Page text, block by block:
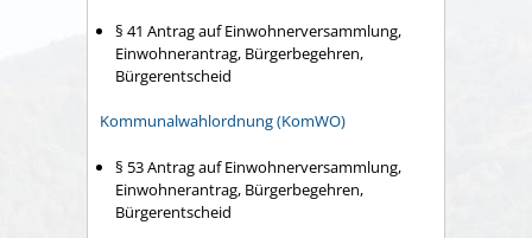
§ 41 Antrag auf Einwohnerversammlung,
Einwohnerantrag, Bürgerbegehren,
Bürgerentscheid
Kommunalwahlordnung (KomWO)
§ 53 Antrag auf Einwohnerversammlung,
Einwohnerantrag, Bürgerbegehren,
Bürgerentscheid